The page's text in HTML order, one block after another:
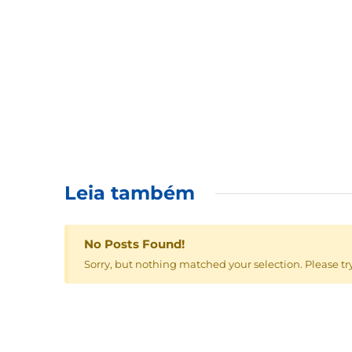
Leia também
No Posts Found!
Sorry, but nothing matched your selection. Please